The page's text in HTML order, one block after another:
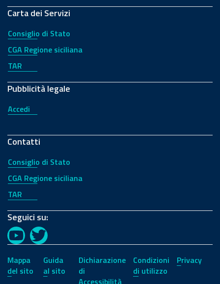
Carta dei Servizi
Consiglio di Stato
CGA Regione siciliana
TAR
Pubblicità legale
Accedi
Contatti
Consiglio di Stato
CGA Regione siciliana
TAR
Seguici su:
YouTubeTwitter
Mappa
del sito
Guida
al sito
Dichiarazione
di
Accessibilità
Condizioni
di utilizzo
Privacy